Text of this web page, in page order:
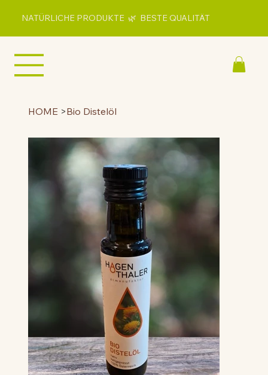
NATÜRLICHE PRODUKTE 🌿 BESTE QUALITÄT
HOME >Bio Distelöl